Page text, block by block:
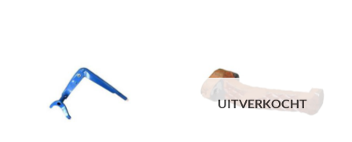
UITVERKOCHT